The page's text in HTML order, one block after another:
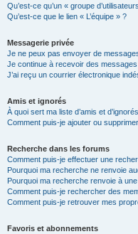
Qu’est-ce qu’un « groupe
Qu’est-ce que le lien « L’équipe » ?
Messagerie privée
Je ne peux pas envoyer de
Je continue à recevoir des
J’ai reçu un courrier électronique
Amis et ignorés
À quoi sert ma liste d’amis et
Comment puis-je ajouter ou
Recherche dans les forums
Comment puis-je effectuer une
Pourquoi ma recherche ne renvoie
Pourquoi ma recherche renvoie à
Comment puis-je rechercher des
Comment puis-je retrouver mes
Favoris et abonnements